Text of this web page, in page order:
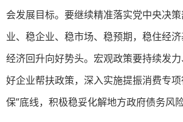
会发展目标。要继续精准落实党中央决
业、稳企业、稳市场、稳预期，稳住经
经济回升向好势头。宏观政策要持续发
好企业帮扶政策，深入实施提振消费专
保”底线，积极稳妥化解地方政府债务风险